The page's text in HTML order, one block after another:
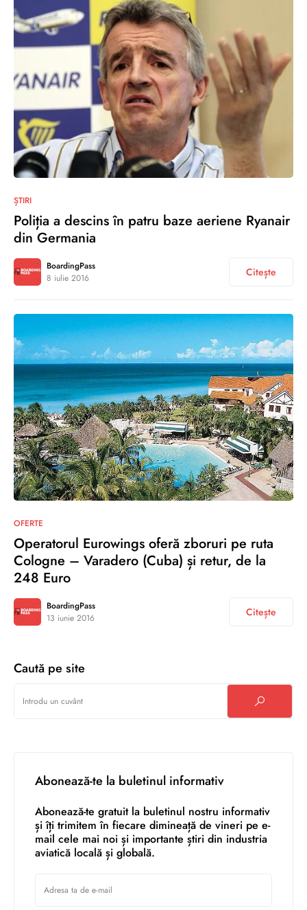
ȘTIRI
Poliția a descins în patru baze aeriene Ryanair
din Germania
BoardingPass
8 iulie 2016
Citește
OFERTE
Operatorul Eurowings oferă zboruri pe ruta
Cologne – Varadero (Cuba) și retur, de la
248 Euro
BoardingPass
13 iunie 2016
Citește
Caută pe site
Abonează-te la buletinul informativ
Abonează-te gratuit la buletinul nostru informativ
și îți trimitem în fiecare dimineață de vineri pe e-
mail cele mai noi și importante știri din industria
aviatică locală și globală.